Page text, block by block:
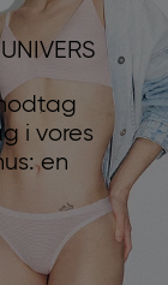
i vores
en